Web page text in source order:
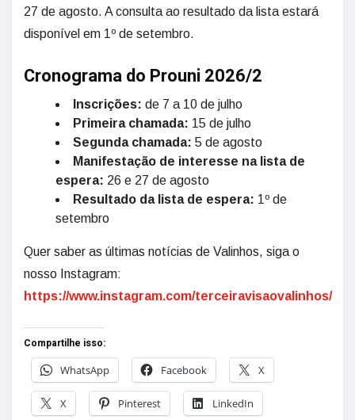
27 de agosto. A consulta ao resultado da lista estará
disponível em 1º de setembro.
Cronograma do Prouni 2026/2
Inscrições: de 7 a 10 de julho
Primeira chamada: 15 de julho
Segunda chamada: 5 de agosto
Manifestação de interesse na lista de
espera: 26 e 27 de agosto
Resultado da lista de espera: 1º de
setembro
Quer saber as últimas notícias de Valinhos, siga o
nosso Instagram:
https://www.instagram.com/terceiravisaovalinhos/
Compartilhe isso:
WhatsApp
Facebook X
X Pinterest LinkedIn